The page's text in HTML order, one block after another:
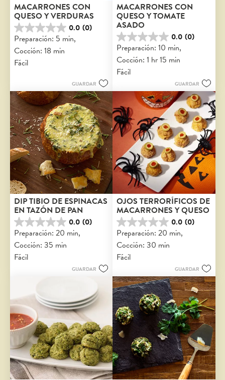
MACARRONES CON
QUESO Y VERDURAS
0.0 (0)
0.0
de
5
estrellas.
Preparación: 5 min,
Cocción: 18 min
Fácil
GUARDAR
MACARRONES CON
QUESO Y TOMATE
ASADO
0.0 (0)
0.0
de
5
estrellas.
Preparación: 10 min,
Cocción: 1 hr 15 min
Fácil
GUARDAR
DIP TIBIO DE ESPINACAS
EN TAZÓN DE PAN
0.0 (0)
0.0
de
5
estrellas.
Preparación: 20 min,
Cocción: 35 min
Fácil
GUARDAR
OJOS TERRORÍFICOS DE
MACARRONES Y QUESO
0.0 (0)
0.0
de
5
estrellas.
Preparación: 20 min,
Cocción: 30 min
Fácil
GUARDAR